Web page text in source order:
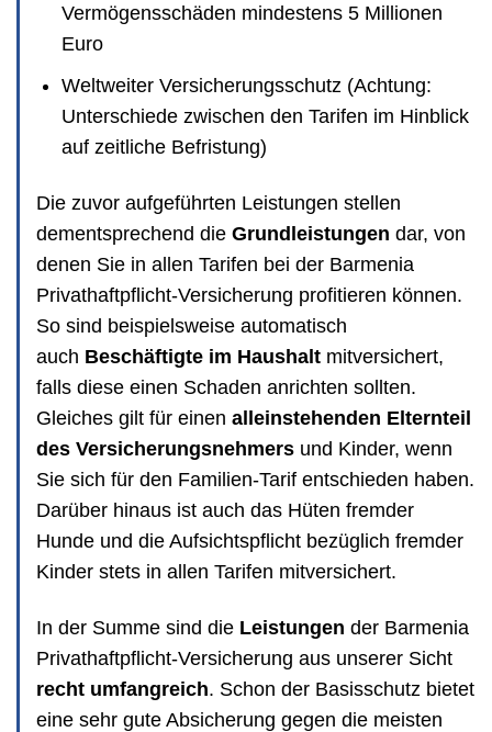
Vermögensschäden mindestens 5 Millionen
Euro
Weltweiter Versicherungsschutz (Achtung:
Unterschiede zwischen den Tarifen im Hinblick
auf zeitliche Befristung)
Die zuvor aufgeführten Leistungen stellen
dementsprechend die Grundleistungen dar, von
denen Sie in allen Tarifen bei der Barmenia
Privathaftpflicht-Versicherung profitieren können.
So sind beispielsweise automatisch
auch Beschäftigte im Haushalt mitversichert,
falls diese einen Schaden anrichten sollten.
Gleiches gilt für einen alleinstehenden Elternteil
des Versicherungsnehmers und Kinder, wenn
Sie sich für den Familien-Tarif entschieden haben.
Darüber hinaus ist auch das Hüten fremder
Hunde und die Aufsichtspflicht bezüglich fremder
Kinder stets in allen Tarifen mitversichert.
In der Summe sind die Leistungen der Barmenia
Privathaftpflicht-Versicherung aus unserer Sicht
recht umfangreich. Schon der Basisschutz bietet
eine sehr gute Absicherung gegen die meisten